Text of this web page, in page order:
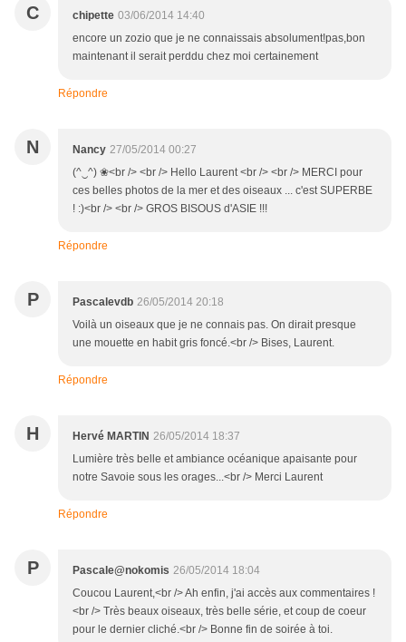
C chipette 03/06/2014 14:40
encore un zozio que je ne connaissais absolument!pas,bon
maintenant il serait perddu chez moi certainement
Répondre
N Nancy 27/05/2014 00:27
(^‿^) ❀<br /> <br /> Hello Laurent <br /> <br /> MERCI pour
ces belles photos de la mer et des oiseaux ... c'est SUPERBE
! :)<br /> <br /> GROS BISOUS d'ASIE !!!
Répondre
P Pascalevdb 26/05/2014 20:18
Voilà un oiseaux que je ne connais pas. On dirait presque
une mouette en habit gris foncé.<br /> Bises, Laurent.
Répondre
H Hervé MARTIN 26/05/2014 18:37
Lumière très belle et ambiance océanique apaisante pour
notre Savoie sous les orages...<br /> Merci Laurent
Répondre
P Pascale@nokomis 26/05/2014 18:04
Coucou Laurent,<br /> Ah enfin, j'ai accès aux commentaires !
<br /> Très beaux oiseaux, très belle série, et coup de coeur
pour le dernier cliché.<br /> Bonne fin de soirée à toi.